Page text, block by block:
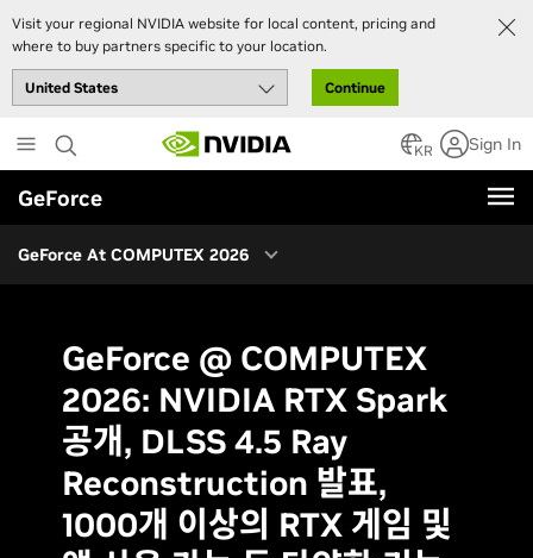
Visit your regional NVIDIA website for local content, pricing and
where to buy partners specific to your location.
Continue
to
main
content
KR Sign In
GeForce
GeForce At COMPUTEX 2026
1000개 이상의 RTX 게임 및 앱을 지금 이용 가능
DLSS 4.5, 11개의 다른 게임에 추가
NVIDIA App Update Adds 240 FPS ShadowPlay Recording
로컬 AI 에이전트는 이제 RTX 및 DGX 생태계 전반에서 2배 더 빨라지고
더욱 강력해졌습니다
GeForce 리워드 - World of Tanks: 재고 소진 시까지 HEAT 팩을 받으세
요
New GeForce RTX Partner Products At COMPUTEX
GeForce @ COMPUTEX
2026: NVIDIA RTX Spark
공개, DLSS 4.5 Ray
Reconstruction 발표,
1000개 이상의 RTX 게임 및